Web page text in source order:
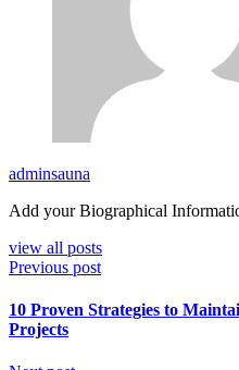
adminsauna
Add your Biographical
view all posts
Previous post
10 Proven Strategies to
Projects